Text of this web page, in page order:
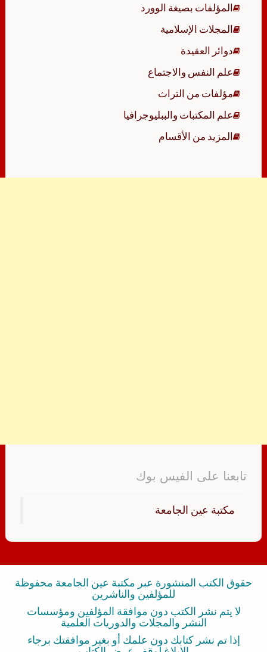
المؤلفات بصيغة الوورد
المجلات الإسلامية
دوائر العقيدة
علم النفس والاجتماع
مؤلفات من التراث
علم المكتبات والببليوجرافيا
المزيد من الأقسام
تابعنا على الفيس بوك
‏مكتبة عين الجامعة‏
حقوق الكتب المنشورة عبر مكتبة عين الجامعة محفوظة
للمؤلفين والناشرين
لا يتم نشر الكتب دون موافقة المؤلفين ومؤسسات
النشر والمجلات والدوريات العلمية
إذا تم نشر كتابك دون علمك أو بغير موافقتك برجاء